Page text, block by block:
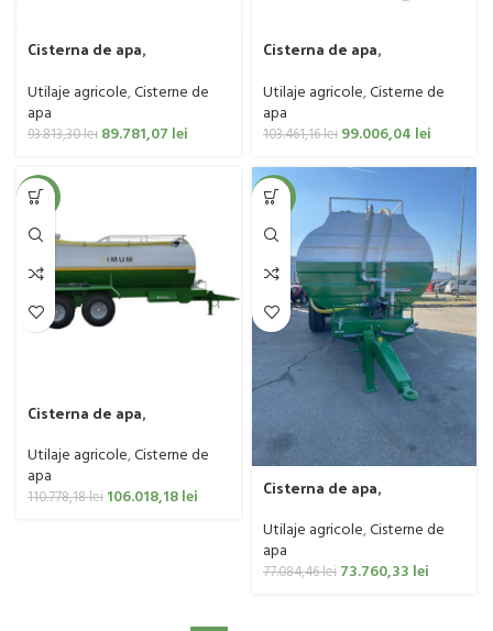
Cisterna de apa,
tandem, 10.000 litri, IMUM,
franare hidraulica, model
Setila
Utilaje agricole,Cisterne de
apa
93.813,30lei 89.781,07 lei
Cisterna de apa,
tandem, 12.000 litri,
franare hidraulica, IMUM,
model Setila
Utilaje agricole,Cisterne de
apa
103.461,16lei 99.006,04 lei
-4%
Cisterna de apa,
tandem, 12.000 litri,
franare pneumatica, IMUM,
model Setila
Utilaje agricole,Cisterne de
apa
110.778,18lei 106.018,18lei
-4%
Cisterna de apa,
tandem, 8.000 litri, IMUM,
model Setila
Utilaje agricole,Cisterne de
apa
77.084,46lei 73.760,33 lei